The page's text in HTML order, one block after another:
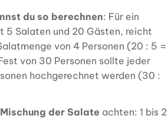
du so berechnen: Für ein
5 Salaten und 20 Gästen, reicht
von 4 Personen (20 : 5 =
von 30 Personen sollte jeder
hochgerechnet werden (30 :
der Salate achten: 1 bis 2